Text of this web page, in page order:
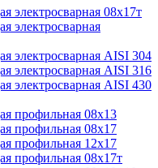
электросварная 08х17т
электросварная
электросварная AISI 304
электросварная AISI 316
электросварная AISI 430
профильная 08х13
профильная 08х17
профильная 12х17
профильная 08х17т